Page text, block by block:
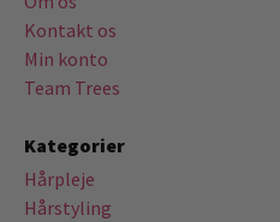
Kontakt os
Min konto
Team Trees
Kategorier
Hårpleje
Hårstyling